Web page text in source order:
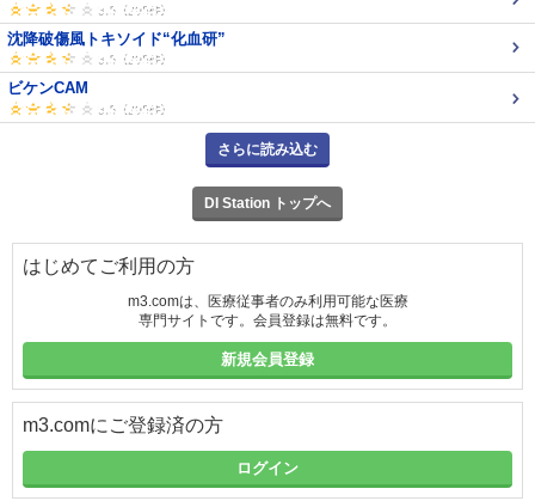
沈降破傷風トキソイド“化血研”
ビケンCAM
さらに読み込む
DI Station トップへ
はじめてご利用の方
m3.comは、医療従事者のみ利用可能な医療
専門サイトです。会員登録は無料です。
新規会員登録
m3.comにご登録済の方
ログイン